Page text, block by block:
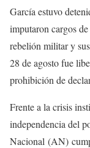
García estuvo
imputaron cargos
rebelión militar y
28 de agosto fue
prohibición de
Frente a la crisis
independencia del
Nacional (AN)